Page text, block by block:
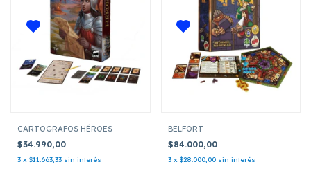
CARTOGRAFOS HÉROES
$34.990,00
3 x $11.663,33 sin interés
BELFORT
$84.000,00
3 x $28.000,00 sin interés